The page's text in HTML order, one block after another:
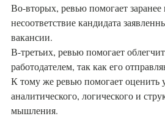
Во-вторых, ревью помогает заранее
несоответствие кандидата
вакансии.
В-третьих, ревью помогает
работодателем, так как его
К тому же ревью помогает оценить
аналитического, логического и
мышления.